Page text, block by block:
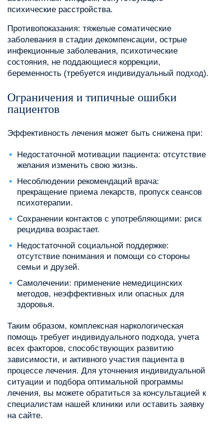
психические расстройства.
Противопоказания: тяжелые соматические
заболевания в стадии декомпенсации, острые
инфекционные заболевания, психотические
состояния, не поддающиеся коррекции,
беременность (требуется индивидуальный подход).
Ограничения и типичные ошибки
пациентов
Эффективность лечения может быть снижена при:
Недостаточной мотивации пациента: отсутствие
желания изменить свою жизнь.
Несоблюдении рекомендаций врача:
прекращение приема лекарств, пропуск сеансов
психотерапии.
Сохранении контактов с употребляющими: риск
рецидива возрастает.
Недостаточной социальной поддержке:
отсутствие понимания и помощи со стороны
семьи и друзей.
Самолечении: применение немедицинских
методов, неэффективных или опасных для
здоровья.
Таким образом, комплексная наркологическая
помощь требует индивидуального подхода, учета
всех факторов, способствующих развитию
зависимости, и активного участия пациента в
процессе лечения. Для уточнения индивидуальной
ситуации и подбора оптимальной программы
лечения, вы можете обратиться за консультацией к
специалистам нашей клиники или оставить заявку
на сайте.